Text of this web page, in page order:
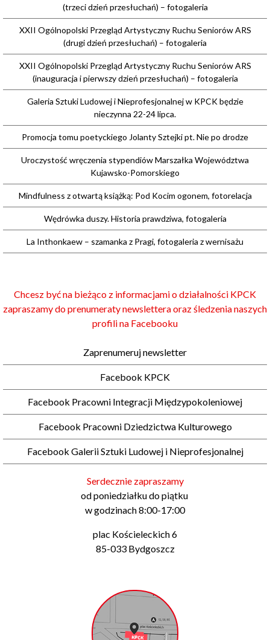
(trzeci dzień przesłuchań) – fotogaleria
XXII Ogólnopolski Przegląd Artystyczny Ruchu Seniorów ARS
(drugi dzień przesłuchań) – fotogaleria
XXII Ogólnopolski Przegląd Artystyczny Ruchu Seniorów ARS
(inauguracja i pierwszy dzień przesłuchań) – fotogaleria
Galeria Sztuki Ludowej i Nieprofesjonalnej w KPCK będzie
nieczynna 22-24 lipca.
Promocja tomu poetyckiego Jolanty Sztejki pt. Nie po drodze
Uroczystość wręczenia stypendiów Marszałka Województwa
Kujawsko-Pomorskiego
Mindfulness z otwartą książką: Pod Kocim ogonem, fotorelacja
Wędrówka duszy. Historia prawdziwa, fotogaleria
La Inthonkaew – szamanka z Pragi, fotogaleria z wernisażu
Chcesz być na bieżąco z informacjami o działalności KPCK
zapraszamy do prenumeraty newslettera oraz śledzenia naszych
profili na Facebooku
Zaprenumeruj newsletter
Facebook KPCK
Facebook Pracowni Integracji Międzypokoleniowej
Facebook Pracowni Dziedzictwa Kulturowego
Facebook Galerii Sztuki Ludowej i Nieprofesjonalnej
Serdecznie zapraszamy
od poniedziałku do piątku
w godzinach 8:00-17:00
plac Kościeleckich 6
85-033 Bydgoszcz